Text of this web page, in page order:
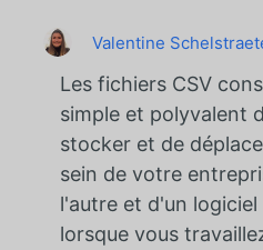
Valentine
Les fichiers CSV
simple et polyvalent
stocker et de
sein de votre
l'autre et d'un logiciel
lorsque vous